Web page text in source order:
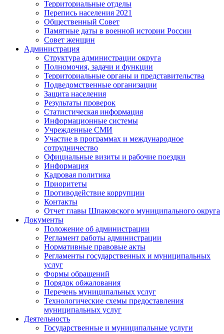
Территориальные отделы
Перепись населения 2021
Общественный Совет
Памятные даты в военной истории России
Совет женщин
Администрация
Структура администрации округа
Полномочия, задачи и функции
Территориальные органы и представительства
Подведомственные организации
Защита населения
Результаты проверок
Статистическая информация
Информационные системы
Учрежденные СМИ
Участие в программах и международное
сотрудничество
Официальные визиты и рабочие поездки
Информация
Кадровая политика
Приоритеты
Противодействие коррупции
Контакты
Отчет главы Шпаковского муниципального округа
Документы
Положение об администрации
Регламент работы администрации
Нормативные правовые акты
Регламенты государственных и муниципальных
услуг
Формы обращений
Порядок обжалования
Перечень муниципальных услуг
Технологические схемы предоставления
муниципальных услуг
Деятельность
Государственные и муниципальные услуги